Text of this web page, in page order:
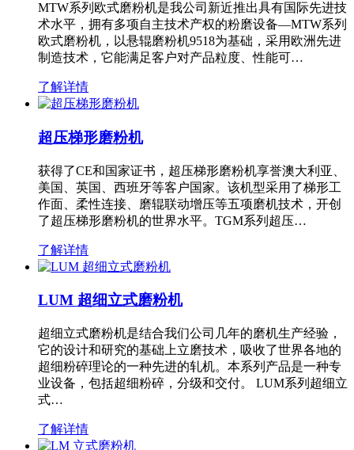
MTW系列欧式磨粉机是我公司新近推出具有国际先进技
术水平，拥有多项自主技术产权的粉磨设备—MTW系列
欧式磨粉机，以悬辊磨粉机9518为基础，采用欧洲先进
制造技术，它能满足客户对产品粒度、性能可…
了解详情
超压梯形磨粉机
获得了CE和国家证书，超压梯形磨粉机享誉澳大利亚、
美国、英国、西班牙等客户国家。该机型采用了梯形工
作面、柔性连接、磨辊联动增压等五项磨机技术，开创
了超压梯形磨粉机的世界水平。TGM系列超压…
了解详情
LUM 超细立式磨粉机
超细立式磨粉机是结合我们公司几年的磨机生产经验，
它的设计和研究的基础上立磨技术，吸收了世界各地的
超细粉碎理论的一种先进的轧机。本系列产品是一种专
业设备，包括超细粉碎，分级和交付。 LUM系列超细立
式…
了解详情